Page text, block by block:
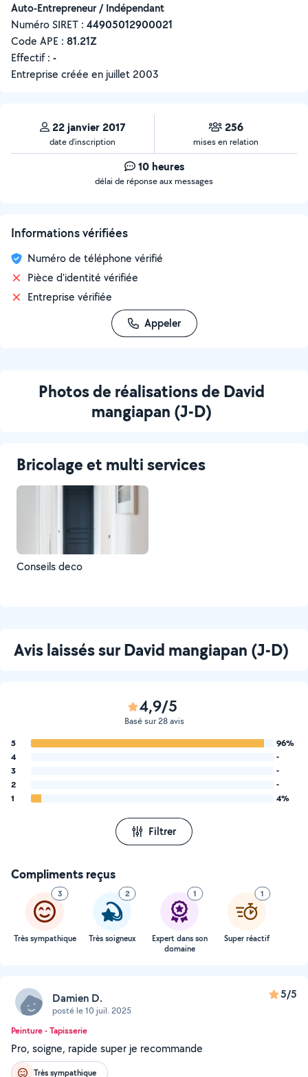
Auto-Entrepreneur / Indépendant
Numéro SIRET : ‍44905012900021
Code APE : 81.21Z
Effectif : -
Entreprise créée en juillet 2003
22 janvier 2017
date d’inscription
256
mises en relation
10 heures
délai de réponse aux messages
Informations vérifiées
Numéro de téléphone vérifié
Pièce d'identité vérifiée
Entreprise vérifiée
Appeler
Photos de réalisations de David
mangiapan (J-D)
Bricolage et multi services
Conseils deco
Avis laissés sur David mangiapan (J-D)
4,9/5
Basé sur 28 avis
5
96%
4
-
3
-
2
-
1
4%
Filtrer
Compliments reçus
3
Très sympathique
2
Très soigneux
1
Expert dans son
domaine
1
Super réactif
Damien D.
posté le 10 juil. 2025
5/5
Peinture - Tapisserie
Pro, soigne, rapide super je recommande
Très sympathique